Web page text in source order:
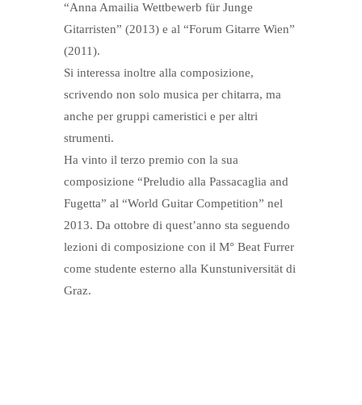
“Anna Amailia Wettbewerb für Junge
Gitarristen” (2013) e al “Forum Gitarre Wien”
(2011).
Si interessa inoltre alla composizione,
scrivendo non solo musica per chitarra, ma
anche per gruppi cameristici e per altri
strumenti.
Ha vinto il terzo premio con la sua
composizione “Preludio alla Passacaglia and
Fugetta” al “World Guitar Competition” nel
2013. Da ottobre di quest’anno sta seguendo
lezioni di composizione con il M° Beat Furrer
come studente esterno alla Kunstuniversität di
Graz.